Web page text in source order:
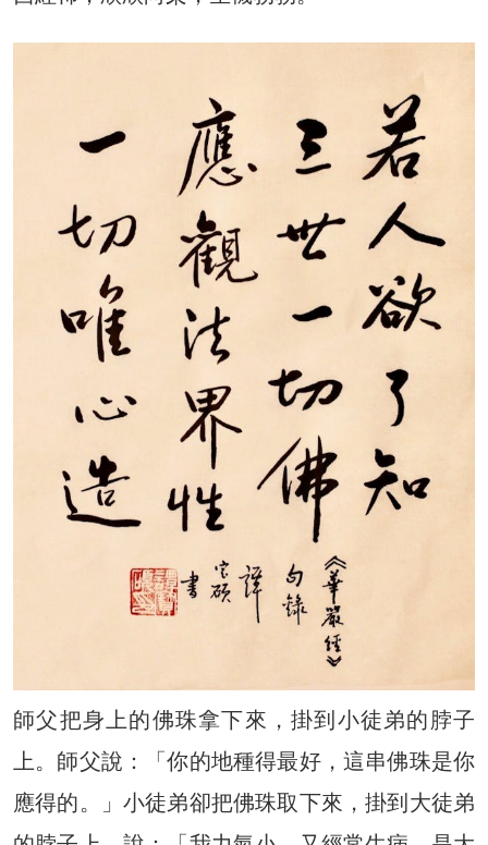
師父把身上的佛珠拿下來，掛到小徒弟的脖子
上。師父說：「你的地種得最好，這串佛珠是你
應得的。」小徒弟卻把佛珠取下來，掛到大徒弟